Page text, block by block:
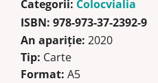
Categorii: Colocvialia
ISBN: 978-973-37-2392-9
An apariţie: 2020
Tip: Carte
Format: A5